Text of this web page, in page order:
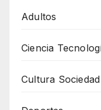
Adultos
Ciencia
Cultura Sociedad